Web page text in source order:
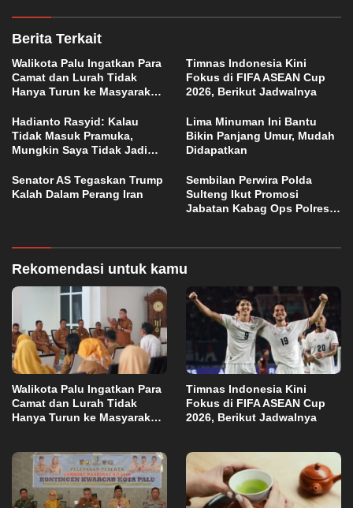
Berita Terkait
Walikota Palu Ingatkan Para
Camat dan Lurah Tidak
Hanya Turun ke Masyarakat
Timnas Indonesia Kini
Fokus di FIFA ASEAN Cup
2026, Berikut Jadwalnya
Hadianto Rasyid: Kalau
Tidak Masuk Pramuka,
Mungkin Saya Tidak Jadi
Lima Minuman Ini Bantu
Bikin Panjang Umur, Mudah
Didapatkan
Senator AS Tegaskan Trump
Kalah Dalam Perang Iran
Sembilan Perwira Polda
Sulteng Ikut Promosi
Jabatan Kabag Ops Polres
Rekomendasi untuk kamu
Walikota Palu Ingatkan Para
Camat dan Lurah Tidak
Hanya Turun ke Masyarakat
Timnas Indonesia Kini
Fokus di FIFA ASEAN Cup
2026, Berikut Jadwalnya